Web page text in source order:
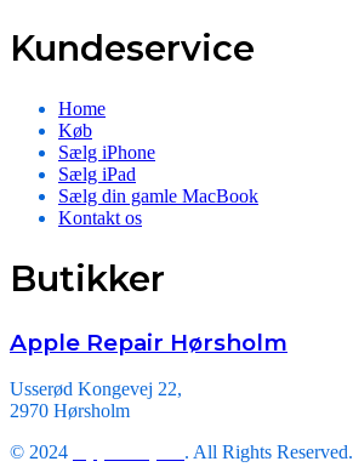
Kundeservice
Home
Køb
Sælg iPhone
Sælg iPad
Sælg din gamle MacBook
Kontakt os
Butikker
Apple Repair Hørsholm
Usserød Kongevej 22,
2970 Hørsholm
© 2024
. All Rights Reserved.